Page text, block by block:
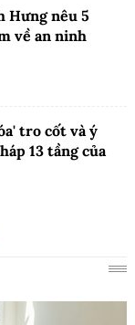
Hưng nêu 5
về an ninh
tro cốt và ý
13 tầng của